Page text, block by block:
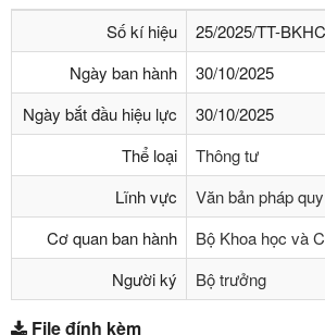
Số kí hiệu
25/2025/TT-
Ngày ban hành
30/10/2025
Ngày bắt đầu hiệu lực
30/10/2025
Thể loại
Thông tư
Lĩnh vực
Văn bản pháp quy
Cơ quan ban hành
Bộ Khoa học và
Người ký
Bộ trưởng
File đính kèm